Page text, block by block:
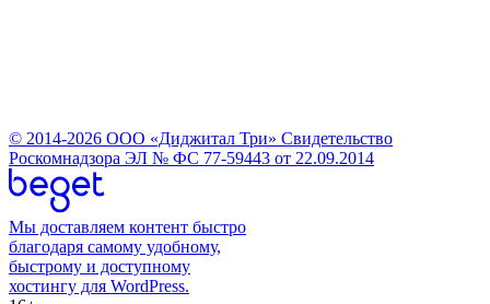
© 2014-2026 ООО «Диджитал Три» Свидетельство
Роскомнадзора ЭЛ № ФС 77-59443 от 22.09.2014
Мы доставляем контент быстро
благодаря самому удобному,
быстрому и доступному
хостингу для WordPress.